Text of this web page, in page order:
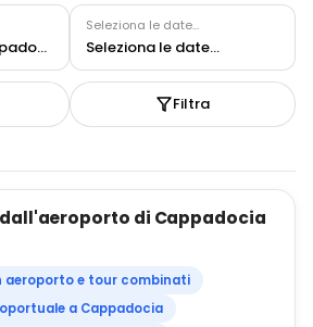
Trasferimento Cappadocia | Ritiro aeroportuale puntuale e consegna diretta in hotel
Seleziona le date...
Seleziona le date...
Filtra
4
di Cappadocia
aeroporto e tour combinati
a Cappadocia